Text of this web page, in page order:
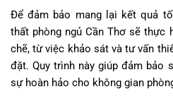
Để đảm bảo mang lại kết quả
thất phòng ngủ Cần Thơ sẽ thực
chẽ, từ việc khảo sát và tư vấn
đặt. Quy trình này giúp đảm bảo
sự hoàn hảo cho không gian